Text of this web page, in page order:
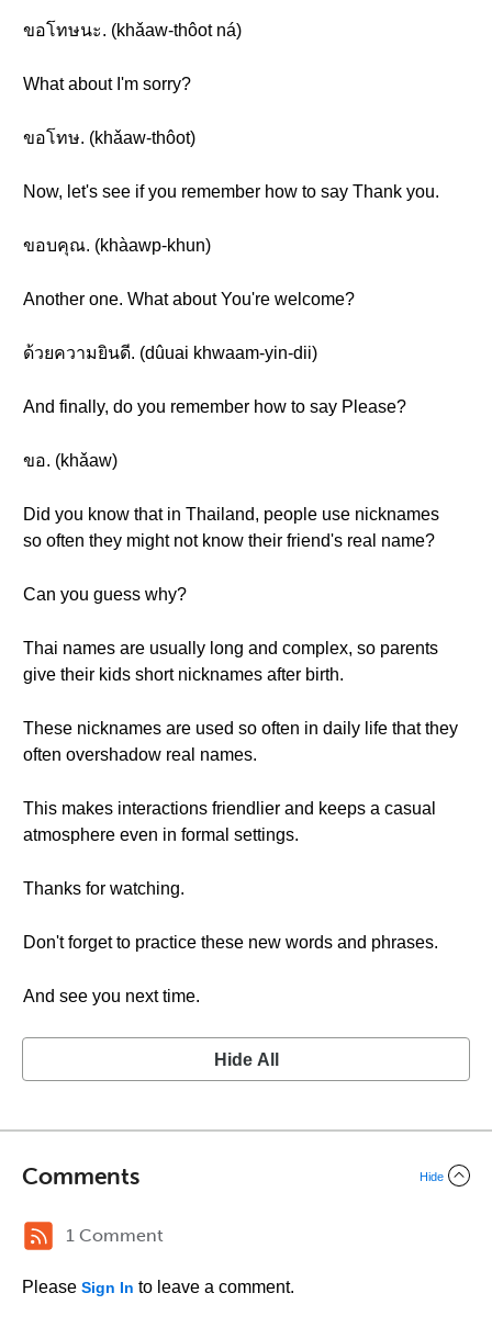
ขอโทษนะ. (khǎaw-thôot ná)
What about I'm sorry?
ขอโทษ. (khǎaw-thôot)
Now, let's see if you remember how to say Thank you.
ขอบคุณ. (khàawp-khun)
Another one. What about You're welcome?
ด้วยความยินดี. (dûuai khwaam-yin-dii)
And finally, do you remember how to say Please?
ขอ. (khǎaw)
Did you know that in Thailand, people use nicknames
so often they might not know their friend's real name?
Can you guess why?
Thai names are usually long and complex, so parents
give their kids short nicknames after birth.
These nicknames are used so often in daily life that they
often overshadow real names.
This makes interactions friendlier and keeps a casual
atmosphere even in formal settings.
Thanks for watching.
Don't forget to practice these new words and phrases.
And see you next time.
Hide All
Comments Hide
1 Comment
Please Sign In to leave a comment.